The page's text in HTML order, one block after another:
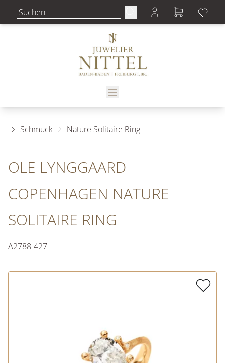
Schmuck Nature Solitaire Ring
OLE LYNGGAARD
COPENHAGEN NATURE
SOLITAIRE RING
A2788-427